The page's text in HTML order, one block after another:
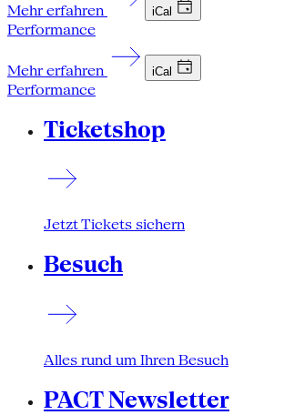
Mehr erfahren iCal
Performance
Mehr erfahren iCal
Performance
Ticketshop
Jetzt Tickets sichern
Besuch
Alles rund um Ihren Besuch
PACT Newsletter